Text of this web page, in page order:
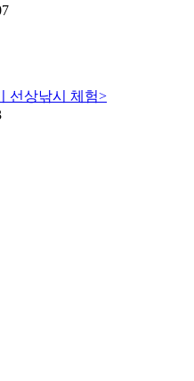
선상낚시 체험>